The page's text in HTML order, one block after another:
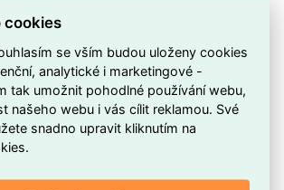
kryt
TENTO LED ZDROJ?
DALIumožňuje snadné začlenění do
systémů.
, takže umožňuje plynulé nastavení
cookies
se vším budou uloženy cookies
analytické i marketingové -
tak umožnit pohodlné používání webu,
našeho webu i vás cílit reklamou. Své
snadno upravit kliknutím na